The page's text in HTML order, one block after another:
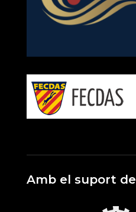
Amb el suport de